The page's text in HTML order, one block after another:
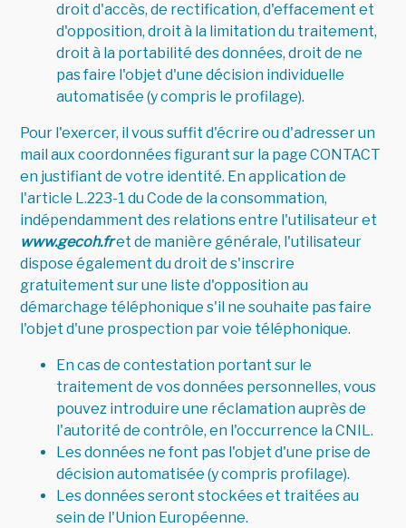
droit d'accès, de rectification, d'effacement et
d'opposition, droit à la limitation du traitement,
droit à la portabilité des données, droit de ne
pas faire l'objet d'une décision individuelle
automatisée (y compris le profilage).
Pour l'exercer, il vous suffit d'écrire ou d'adresser un
mail aux coordonnées figurant sur la page CONTACT
en justifiant de votre identité. En application de
l'article L.223-1 du Code de la consommation,
indépendamment des relations entre l'utilisateur et
www.gecoh.fret de manière générale, l'utilisateur
dispose également du droit de s'inscrire
gratuitement sur une liste d'opposition au
démarchage téléphonique s'il ne souhaite pas faire
l'objet d'une prospection par voie téléphonique.
En cas de contestation portant sur le
traitement de vos données personnelles, vous
pouvez introduire une réclamation auprès de
l'autorité de contrôle, en l'occurrence laCNIL.
Les données ne font pas l'objet d'une prise de
décision automatisée (y compris profilage).
Les données seront stockées et traitées au
sein de l'Union Européenne.